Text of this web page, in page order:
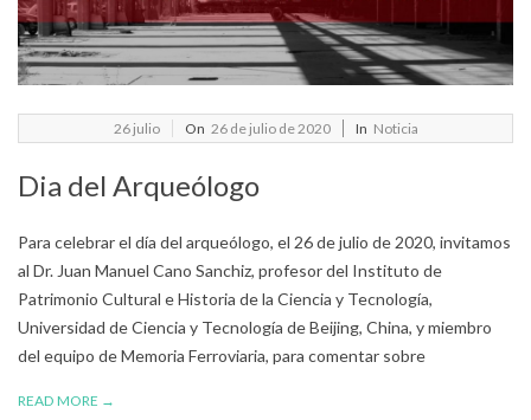
26
26 julio On 26 de julio de 2020 In Noticia
Dia del Arqueólogo
Para celebrar el día del arqueólogo, el 26 de julio de 2020, invitamos
al Dr. Juan Manuel Cano Sanchiz, profesor del Instituto de
Patrimonio Cultural e Historia de la Ciencia y Tecnología,
Universidad de Ciencia y Tecnología de Beijing, China, y miembro
del equipo de Memoria Ferroviaria, para comentar sobre
READ MORE →